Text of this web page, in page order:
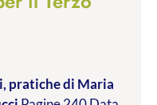
pratichedi Maria